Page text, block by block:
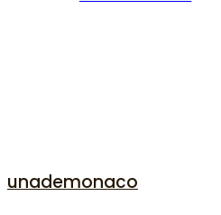
unademonaco